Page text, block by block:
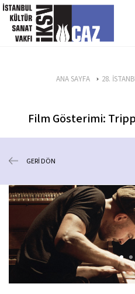
içeriği atla
ANA SAYFA 28.
Film Gösterimi:
GERİ DÖN